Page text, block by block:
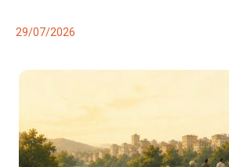
29/07/2026